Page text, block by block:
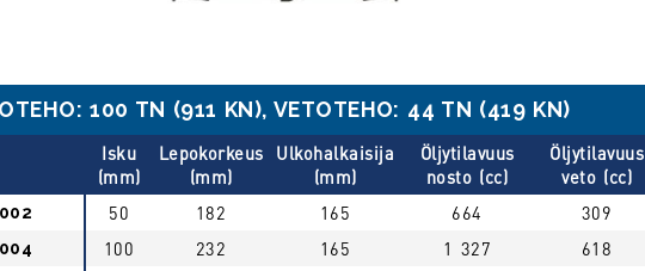
100 TN (911 KN), VETOTEHO: 44 TN (419 KN)
Isku
(mm)
Lepokorkeus
(mm)
Ulkohalkaisija
(mm)
Öljytilavuus
nosto (cc)
Öljytilavuus
veto (cc)
50 182 165 664 309
100 232 165 1 327 618